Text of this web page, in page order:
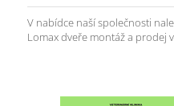
V nabídce naší společnosti
Lomax dveře montáž a prodej